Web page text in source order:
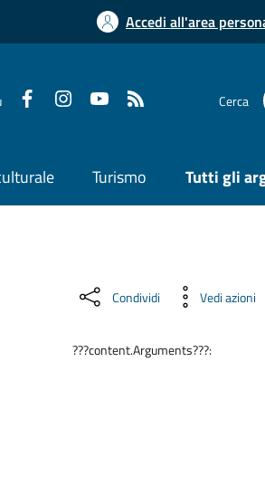
Accedi all'area
Cerca
Turismo Tutti gli
Condividi Vedi azioni
???content.Arguments???: